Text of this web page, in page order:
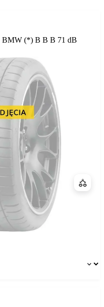
BMW (*) Etykieta:
B B B 71 dB